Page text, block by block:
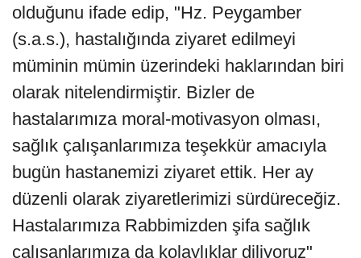
olduğunu ifade edip, "Hz. Peygamber
(s.a.s.), hastalığında ziyaret edilmeyi
müminin mümin üzerindeki haklarından biri
olarak nitelendirmiştir. Bizler de
hastalarımıza moral-motivasyon olması,
sağlık çalışanlarımıza teşekkür amacıyla
bugün hastanemizi ziyaret ettik. Her ay
düzenli olarak ziyaretlerimizi sürdüreceğiz.
Hastalarımıza Rabbimizden şifa sağlık
çalışanlarımıza da kolaylıklar diliyoruz"